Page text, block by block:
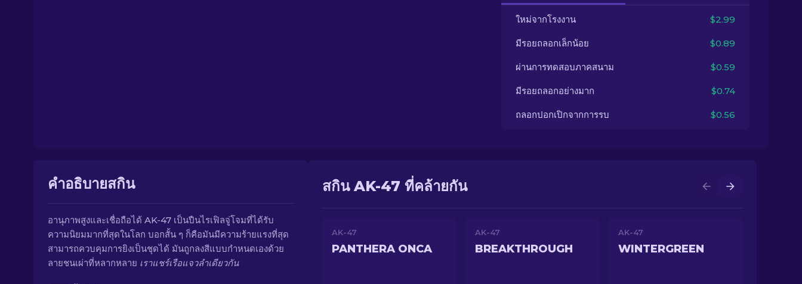
ใหม่จากโรงงาน $2.99
มีรอยถลอกเล็กน้อย $0.89
ผ่านการทดสอบภาคสนาม $0.59
มีรอยถลอกอย่างมาก $0.74
ถลอกปอกเปิกจากการรบ $0.56
คำอธิบายสกิน
อานุภาพสูงและเชื่อถือได้ AK-47 เป็นปืนไรเฟิลจู่โจมที่ได้รับ
ความนิยมมากที่สุดในโลก บอกสั้น ๆ ก็คือมันมีความร้ายแรงที่สุด
สามารถควบคุมการยิงเป็นชุดได้ มันถูกลงสีแบบกำหนดเองด้วย
ลายชนเผ่าที่หลากหลาย เราแชร์เรือแจวลำเดียวกัน
สกิน AK-47 ที่คล้ายกัน
AK-47
PANTHERA ONCA
AK-47
BREAKTHROUGH
AK-47
WINTERGREEN